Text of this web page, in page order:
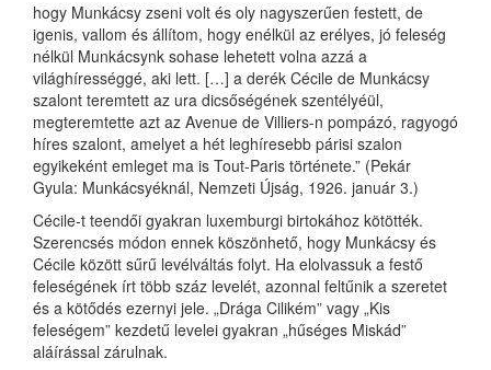
hogy Munkácsy zseni volt és oly nagyszerűen festett, de
igenis, vallom és állítom, hogy enélkül az erélyes, jó feleség
nélkül Munkácsynk sohase lehetett volna azzá a
világhírességgé, aki lett. […] a derék Cécile de Munkácsy
szalont teremtett az ura dicsőségének szentélyéül,
megteremtette azt az Avenue de Villiers-n pompázó, ragyogó
híres szalont, amelyet a hét leghíresebb párisi szalon
egyikeként emleget ma is Tout-Paris története.” (Pekár
Gyula: Munkácsyéknál, Nemzeti Újság, 1926. január 3.)
Cécile-t teendői gyakran luxemburgi birtokához kötötték.
Szerencsés módon ennek köszönhető, hogy Munkácsy és
Cécile között sűrű levélváltás folyt. Ha elolvassuk a festő
feleségének írt több száz levelét, azonnal feltűnik a szeretet
és a kötődés ezernyi jele. „Drága Cilikém” vagy „Kis
feleségem” kezdetű levelei gyakran „hűséges Miskád”
aláírással zárulnak.